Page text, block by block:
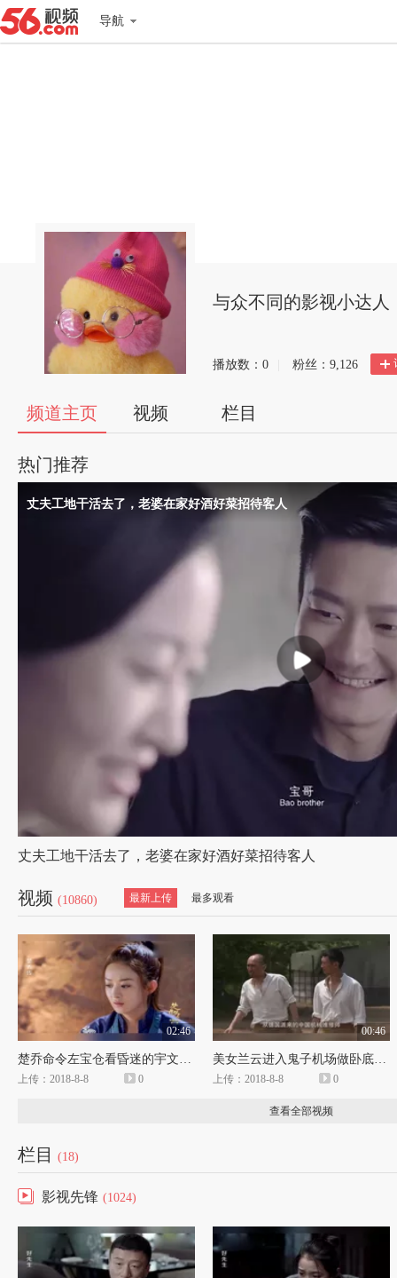
导航
与众不同的影视小达人
播放数： 0 粉丝： 9,126
频道主页 视频 栏目
热门推荐
丈夫工地干活去了，老婆在家好酒好菜招待客人
丈夫工地干活去了，老婆在家好酒好菜招待客人
视频 (10860) 最新上传 最多观看
02:46
楚乔命令左宝仓看昏迷的宇文玥，左宝仓竟乐意为楚乔效劳
上传：2018-8-8 0
00:46
美女兰云进入鬼子机场做卧底，因是中国人引鬼子矢村怀疑
上传：2018-8-8 0
查看全部视频
栏目 (18)
影视先锋 (1024)